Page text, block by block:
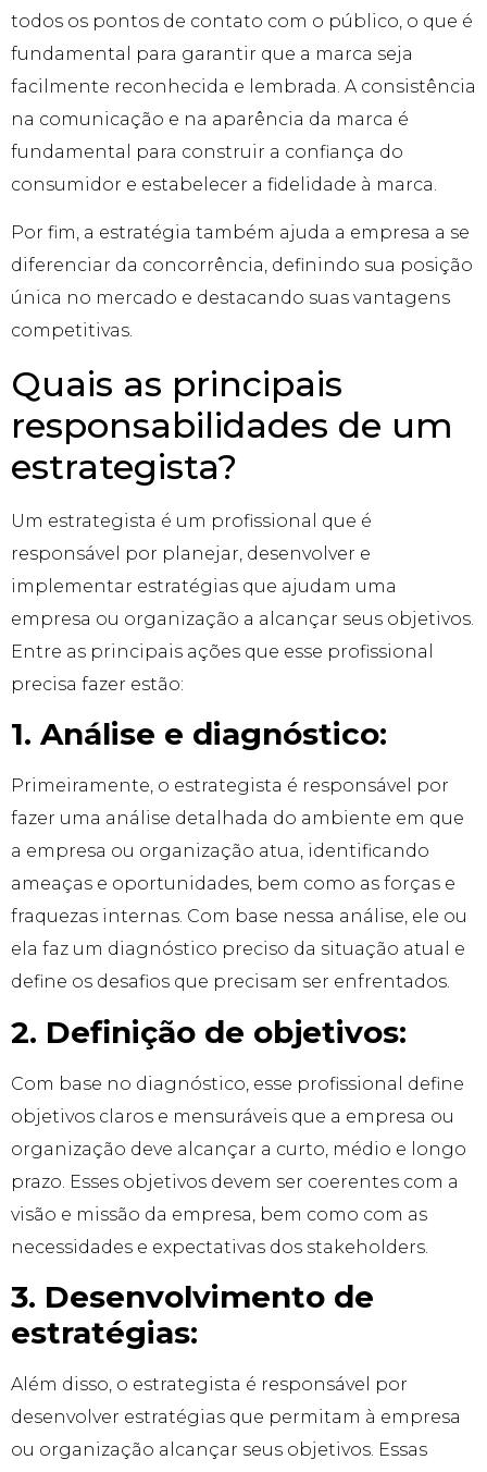
todos os pontos de contato com o público, o que é
fundamental para garantir que a marca seja
facilmente reconhecida e lembrada. A consistência
na comunicação e na aparência da marca é
fundamental para construir a confiança do
consumidor e estabelecer a fidelidade à marca.
Por fim, a estratégia também ajuda a empresa a se
diferenciar da concorrência, definindo sua posição
única no mercado e destacando suas vantagens
competitivas.
Quais as principais
responsabilidades de um
estrategista?
Um estrategista é um profissional que é
responsável por planejar, desenvolver e
implementar estratégias que ajudam uma
empresa ou organização a alcançar seus objetivos.
Entre as principais ações que esse profissional
precisa fazer estão:
1. Análise e diagnóstico:
Primeiramente, o estrategista é responsável por
fazer uma análise detalhada do ambiente em que
a empresa ou organização atua, identificando
ameaças e oportunidades, bem como as forças e
fraquezas internas. Com base nessa análise, ele ou
ela faz um diagnóstico preciso da situação atual e
define os desafios que precisam ser enfrentados.
2. Definição de objetivos:
Com base no diagnóstico, esse profissional define
objetivos claros e mensuráveis que a empresa ou
organização deve alcançar a curto, médio e longo
prazo. Esses objetivos devem ser coerentes com a
visão e missão da empresa, bem como com as
necessidades e expectativas dos stakeholders.
3. Desenvolvimento de
estratégias:
Além disso, o estrategista é responsável por
desenvolver estratégias que permitam à empresa
ou organização alcançar seus objetivos. Essas